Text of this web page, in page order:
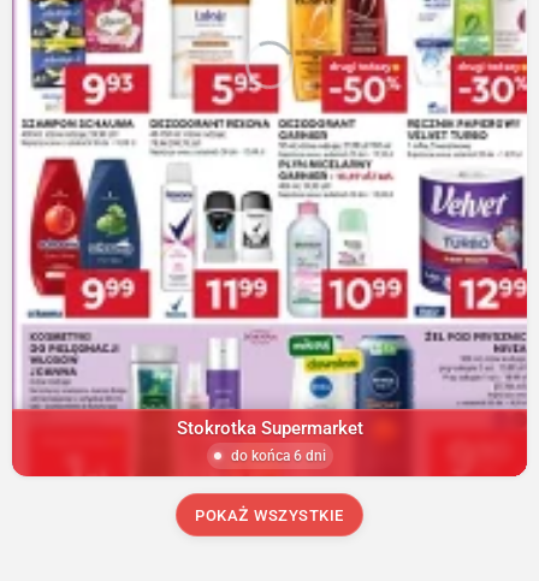
Stokrotka Supermarket
do końca 6 dni
POKAŻ WSZYSTKIE